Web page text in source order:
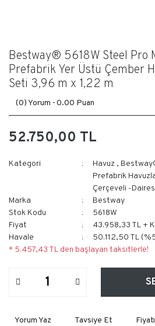
Bestway® 5618W Steel Pro
Prefabrik Yer Üstü Çember
Seti 3,96 m x 1,22 m
(0) Yorum -0.00 Puan
52.750,00 TL
Kategori Havuz ,
Prefabrik
Çerçeveli -
Marka
Bestway
Stok Kodu
5618W
Fiyat
43.958,33 TL +
Havale
50.112,50 TL
* 5.457,43 TL den başlayan taksitlerle!
Yorum Yaz Tavsiye Et